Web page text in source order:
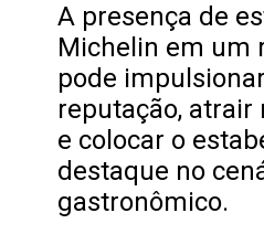
A presença de
Michelin em um
pode
reputação, atrair
e colocar o
destaque no
gastronômico.